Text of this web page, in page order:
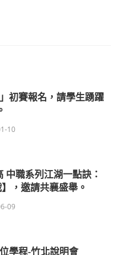
初賽報名，請學生踴躍
10
中職系列江湖一點訣：
，邀請共襄盛舉。
09
學程-竹北說明會